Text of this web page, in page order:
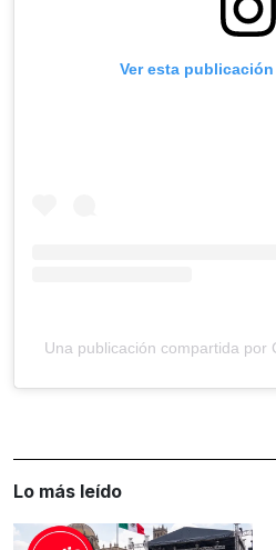
Ver esta
Una publicación compartida por
Lo más leído